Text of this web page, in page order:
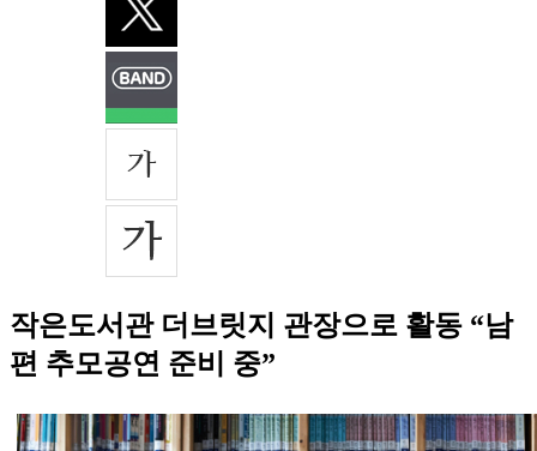
작은도서관 더브릿지 관장으로 활동 “남
편 추모공연 준비 중”